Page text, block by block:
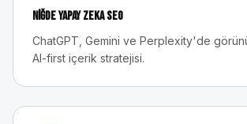
NiğdeYapay Zeka SEO
ChatGPT, Gemini ve Perplexity'de
AI-first içerik stratejisi.